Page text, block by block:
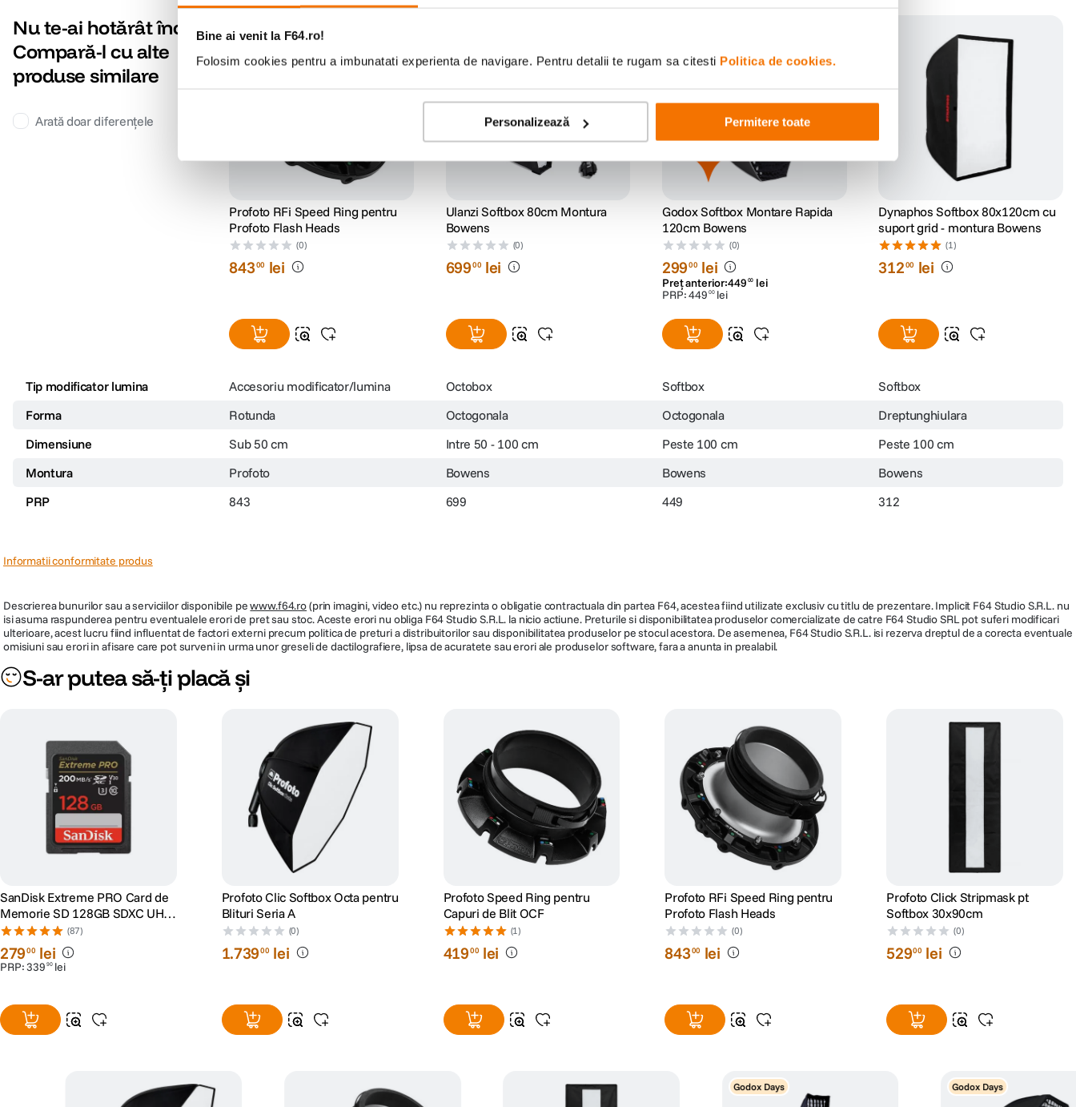
Bine ai venit la F64.ro!
Folosim cookies pentru a imbunatati experienta de navigare. Pentru detalii te rugam sa citesti Politica de cookies.
Personalizează Permitere toate
Nu te-ai hotărât încă?
Compară-l cu alte
produse similare
Arată doar diferențele
Profoto RFi Speed Ring pentru
Profoto Flash Heads
(0)
84300 lei
Ulanzi Softbox 80cm Montura
Bowens
(0)
69900 lei
Godox Softbox Montare Rapida
120cm Bowens
(0)
29900 lei
Preț anterior:449 00 lei
PRP:449 00 lei
Dynaphos Softbox 80x120cm cu
suport grid - montura Bowens
(1)
31200 lei
Tip modificator lumina Accesoriu modificator/lumina Octobox Softbox
Softbox
Forma
Rotunda Octogonala Octogonala
Dreptunghiulara
Dimensiune
Sub 50 cm Intre 50 - 100 cm Peste 100 cm
Peste 100 cm
Montura
Profoto Bowens Bowens
Bowens
PRP
843 699 449 312
Informatii conformitate produs
Descrierea bunurilor sau a serviciilor disponibile pewww.f64.ro(prin imagini, video etc.) nu reprezinta o obligatie contractuala din partea F64, acestea fiind utilizate exclusiv cu titlu de prezentare. Implicit F64 Studio S.R.L. nu
isi asuma raspunderea pentru eventualele erori de pret sau stoc. Aceste erori nu obliga F64 Studio S.R.L. la nicio actiune. Preturile si disponibilitatea produselor comercializate de catre F64 Studio SRL pot suferi modificari
ulterioare, acest lucru fiind influentat de factori externi precum politica de preturi a distribuitorilor sau disponibilitatea produselor pe stocul acestora. De asemenea, F64 Studio S.R.L. isi rezerva dreptul de a corecta eventuale
omisiuni sau erori in afisare care pot surveni in urma unor greseli de dactilografiere, lipsa de acuratete sau erori ale produselor software, fara a anunta in prealabil.
S-ar putea să-ți placă și
SanDisk Extreme PRO Card de
Memorie SD 128GB SDXC UHS-
I Class 10 U3 V30 + 2 Ani
RescuePRO Deluxe
(87)
27900 lei
PRP:339 90 lei
Profoto Clic Softbox Octa pentru
Blituri Seria A
(0)
1.73900 lei
Profoto Speed Ring pentru
Capuri de Blit OCF
(1)
41900 lei
Profoto RFi Speed Ring pentru
Profoto Flash Heads
(0)
84300 lei
Profoto Click Stripmask pt
Softbox 30x90cm
(0)
52900 lei
Godox Days Godox Days